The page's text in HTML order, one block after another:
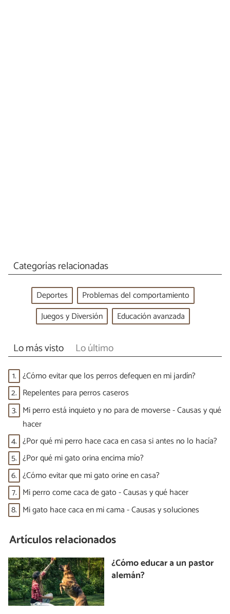
Categorías relacionadas
Deportes
Problemas del comportamiento
Juegos y Diversión
Educación avanzada
Lo más visto Lo último
1. ¿Cómo evitar que los perros defequen en mi jardín?
2. Repelentes para perros caseros
3. Mi perro está inquieto y no para de moverse - Causas y qué
hacer
4. ¿Por qué mi perro hace caca en casa si antes no lo hacía?
5. ¿Por qué mi gato orina encima mío?
6. ¿Cómo evitar que mi gato orine en casa?
7. Mi perro come caca de gato - Causas y qué hacer
8. Mi gato hace caca en mi cama - Causas y soluciones
Artículos relacionados
¿Cómo educar a un pastor
alemán?